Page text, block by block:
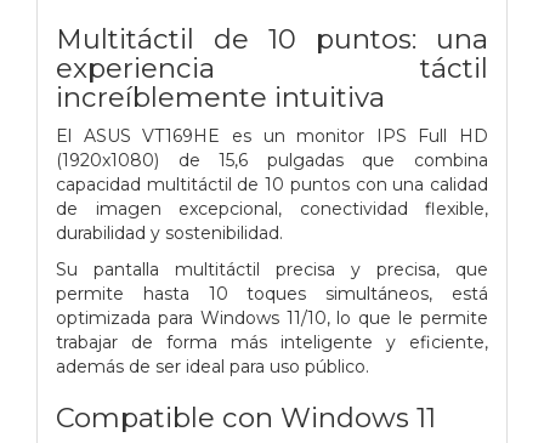
Multitáctil de 10 puntos: una
experiencia táctil
increíblemente intuitiva
El ASUS VT169HE es un monitor IPS Full HD
(1920x1080) de 15,6 pulgadas que combina
capacidad multitáctil de 10 puntos con una calidad
de imagen excepcional, conectividad flexible,
durabilidad y sostenibilidad.
Su pantalla multitáctil precisa y precisa, que
permite hasta 10 toques simultáneos, está
optimizada para Windows 11/10, lo que le permite
trabajar de forma más inteligente y eficiente,
además de ser ideal para uso público.
Compatible con Windows 11